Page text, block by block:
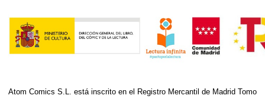
Atom Comics S.L. está inscrito en el Registro Mercantil de Madrid Tomo